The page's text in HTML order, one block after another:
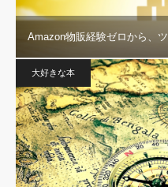
Amazon物販経験ゼロから、
大好きな本